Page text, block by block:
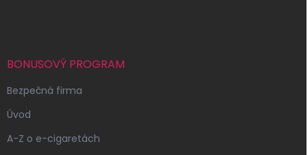
BONUSOVÝ PROGRAM
Bezpečná firma
Úvod
A-Z o e-cigaretách